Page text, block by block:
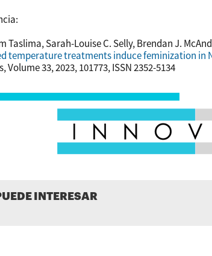
Taslima, Sarah-Louise C. Selly, Brendan J.
temperature treatments induce feminization in
Volume 33, 2023, 101773, ISSN 2352-5134
INTERESAR